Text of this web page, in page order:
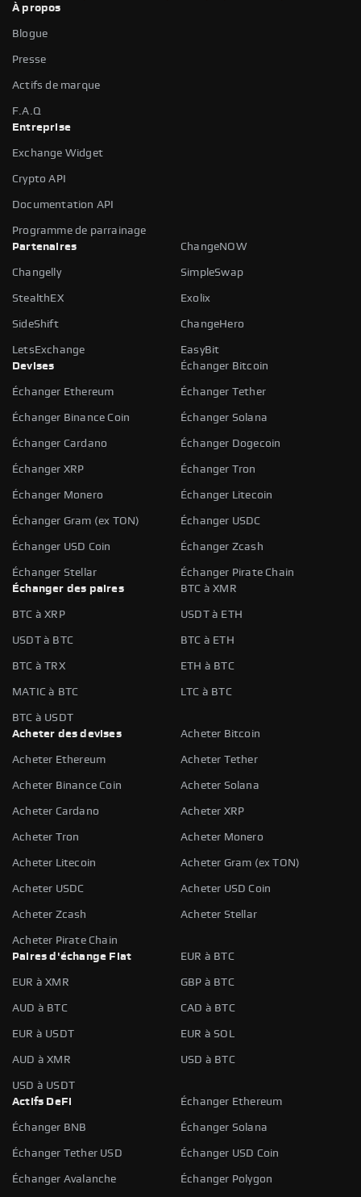
À propos
Blogue
Presse
Actifs de marque
F.A.Q
Entreprise
Exchange Widget
Crypto API
Documentation API
Programme de parrainage
Partenaires
ChangeNOW
Changelly SimpleSwap
StealthEX Exolix
SideShift ChangeHero
LetsExchange
EasyBit
Devises
Échanger Bitcoin
Échanger Ethereum Échanger Tether
Échanger Binance Coin Échanger Solana
Échanger Cardano Échanger Dogecoin
Échanger XRP Échanger Tron
Échanger Monero Échanger Litecoin
Échanger Gram (ex TON) Échanger USDC
Échanger USD Coin Échanger Zcash
Échanger Stellar
Échanger Pirate Chain
Échanger des paires
BTC à XMR
BTC à XRP USDT à ETH
USDT à BTC BTC à ETH
BTC à TRX ETH à BTC
MATIC à BTC LTC à BTC
BTC à USDT
Acheter des devises
Acheter Bitcoin
Acheter Ethereum Acheter Tether
Acheter Binance Coin Acheter Solana
Acheter Cardano Acheter XRP
Acheter Tron Acheter Monero
Acheter Litecoin Acheter Gram (ex TON)
Acheter USDC Acheter USD Coin
Acheter Zcash Acheter Stellar
Acheter Pirate Chain
Paires d'échange Fiat
EUR à BTC
EUR à XMR GBP à BTC
AUD à BTC CAD à BTC
EUR à USDT EUR à SOL
AUD à XMR USD à BTC
USD à USDT
Actifs DeFi
Échanger Ethereum
Échanger BNB Échanger Solana
Échanger Tether USD Échanger USD Coin
Échanger Avalanche Échanger Polygon